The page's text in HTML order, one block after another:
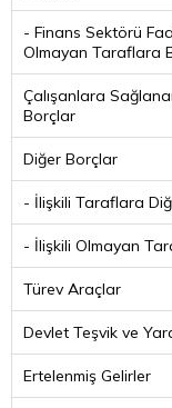
- Finans Sektörü
Olmayan Taraflara
Çalışanlara
Borçlar
Diğer Borçlar
- İlişkili Taraflara
- İlişkili Olmayan
Türev Araçlar
Devlet Teşvik ve
Ertelenmiş Gelirler